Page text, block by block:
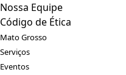
Nossa Equipe
Código de Ética
Mato Grosso
Serviços
Eventos